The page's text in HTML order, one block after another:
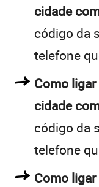
cidade
código da
telefone
Como
cidade
código da
telefone
Como